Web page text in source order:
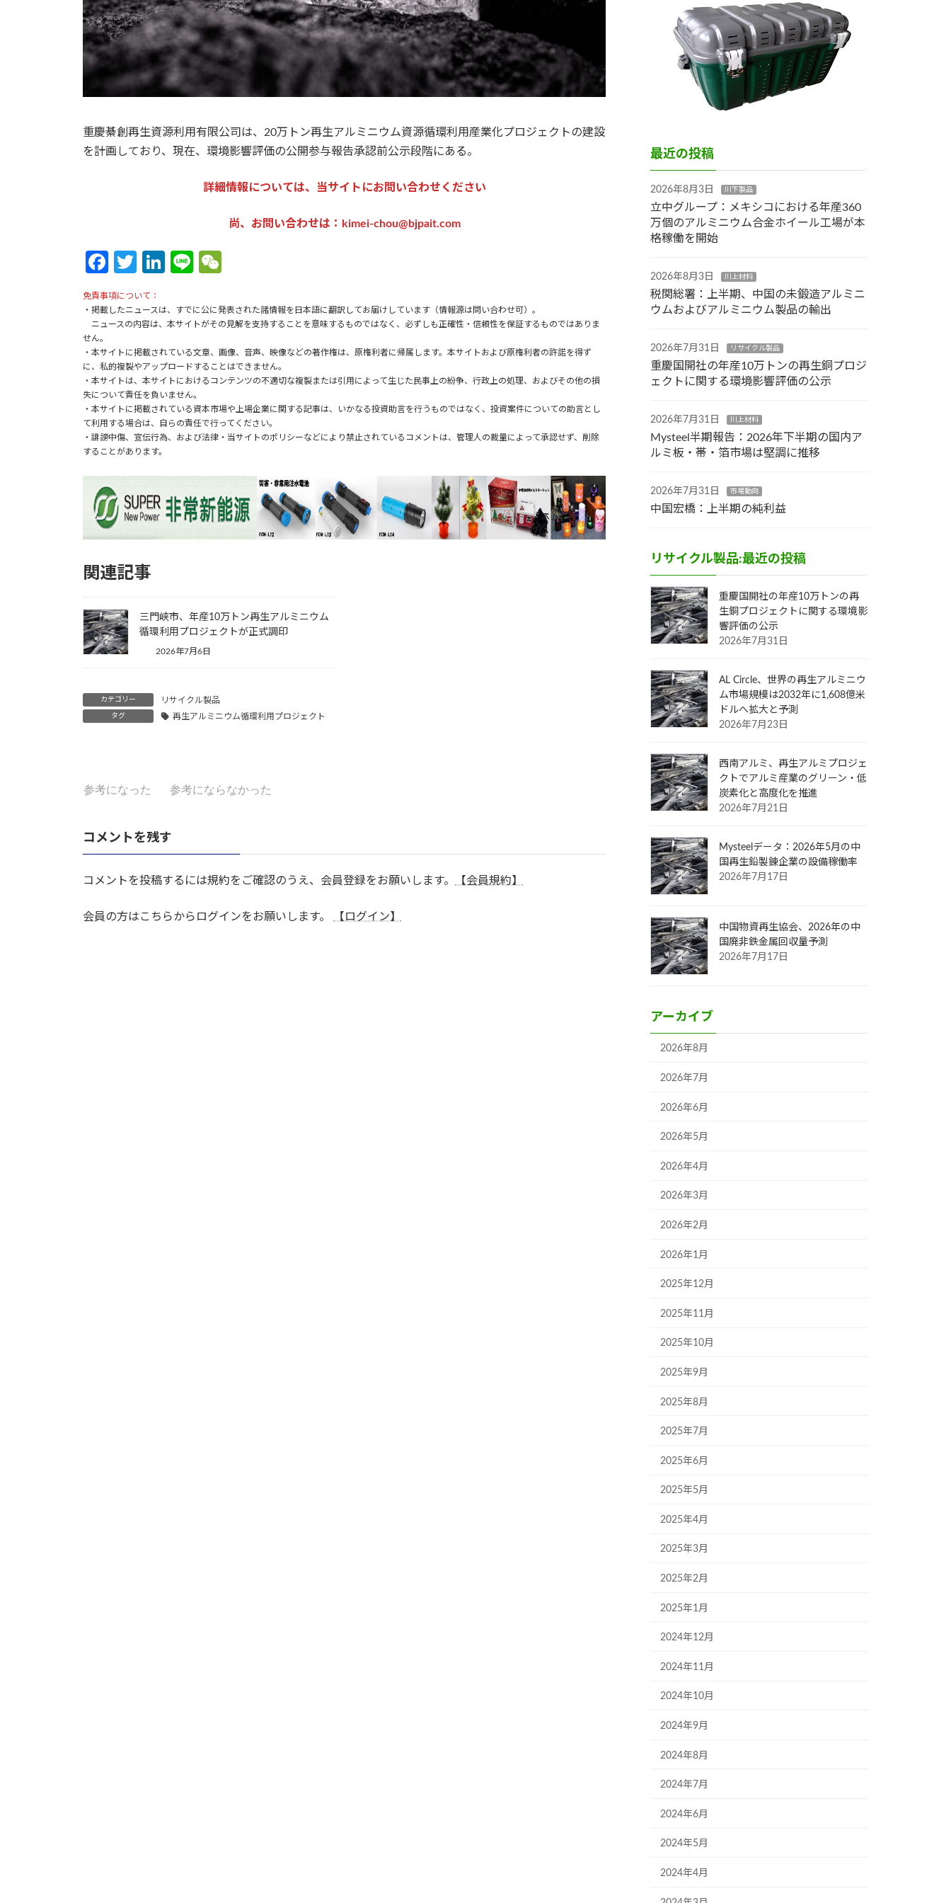
重慶綦創再生資源利用有限公司は、20万トン再生アルミニウム資源循環利用産業化プロジェクトの建設
を計画しており、現在、環境影響評価の公開参与報告承認前公示段階にある。
詳細情報については、当サイトにお問い合わせください
尚、お問い合わせは：kimei-chou@bjpait.com
Fa
b
o
o
k
T
itt
er
Li
ke
dI
n
Li
e
C
h
at
免責事項について：
・掲載したニュースは、すでに公に発表された諸情報を日本語に翻訳してお届けしています（情報源は問い合わせ可）。
ニュースの内容は、本サイトがその見解を支持することを意味するものではなく、必ずしも正確性・信頼性を保証するものではありま
せん。
・本サイトに掲載されている文章、画像、音声、映像などの著作権は、原権利者に帰属します。本サイトおよび原権利者の許諾を得ず
に、私的複製やアップロードすることはできません。
・本サイトは、本サイトにおけるコンテンツの不適切な複製または引用によって生じた民事上の紛争、行政上の処理、およびその他の損
失について責任を負いません。
・本サイトに掲載されている資本市場や上場企業に関する記事は、いかなる投資助言を行うものではなく、投資案件についての助言とし
て利用する場合は、自らの責任で行ってください。
・誹謗中傷、宣伝行為、および法律・当サイトのポリシーなどにより禁止されているコメントは、管理人の裁量によって承認せず、削除
することがあります。
関連記事
三門峡市、年産10万トン再生アルミニウム
循環利用プロジェクトが正式調印
2026年7月6日
カテゴリー リサイクル製品
タグ 再生アルミニウム循環利用プロジェクト
参考になった 参考にならなかった
コメントを残す
コメントを投稿するには規約をご確認のうえ、会員登録をお願いします。 【会員規約】
会員の方はこちらからログインをお願いします。 【ログイン】
最近の投稿
2026年8月3日 川下製品
立中グループ：メキシコにおける年産360
万個のアルミニウム合金ホイール工場が本
格稼働を開始
2026年8月3日 川上材料
税関総署：上半期、中国の未鍛造アルミニ
ウムおよびアルミニウム製品の輸出
2026年7月31日 リサイクル製品
重慶国開社の年産10万トンの再生銅プロジ
ェクトに関する環境影響評価の公示
2026年7月31日 川上材料
Mysteel半期報告：2026年下半期の国内ア
ルミ板・帯・箔市場は堅調に推移
2026年7月31日 市場動向
中国宏橋：上半期の純利益
リサイクル製品:最近の投稿
重慶国開社の年産10万トンの再
生銅プロジェクトに関する環境影
響評価の公示
2026年7月31日
AL Circle、世界の再生アルミニウ
ム市場規模は2032年に1,608億米
ドルへ拡大と予測
2026年7月23日
西南アルミ、再生アルミプロジェ
クトでアルミ産業のグリーン・低
炭素化と高度化を推進
2026年7月21日
Mysteelデータ：2026年5月の中
国再生鉛製錬企業の設備稼働率
2026年7月17日
中国物資再生協会、2026年の中
国廃非鉄金属回収量予測
2026年7月17日
アーカイブ
2026年8月
2026年7月
2026年6月
2026年5月
2026年4月
2026年3月
2026年2月
2026年1月
2025年12月
2025年11月
2025年10月
2025年9月
2025年8月
2025年7月
2025年6月
2025年5月
2025年4月
2025年3月
2025年2月
2025年1月
2024年12月
2024年11月
2024年10月
2024年9月
2024年8月
2024年7月
2024年6月
2024年5月
2024年4月